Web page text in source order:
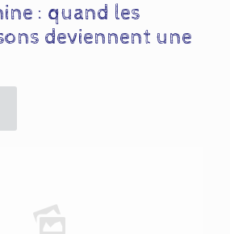
: quand les
deviennent une